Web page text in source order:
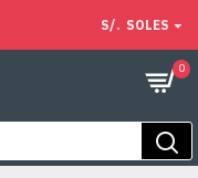
S/. SOLES
0